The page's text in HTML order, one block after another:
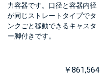
力容器です。口径と容器内径
が同じストレートタイプでタ
ンクごと移動できるキャスタ
ー脚付きです。
￥861,564